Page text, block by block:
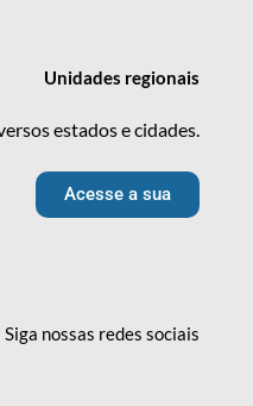
Unidades regionais
estados e cidades.
Acesse a sua
Siga nossas redessociais